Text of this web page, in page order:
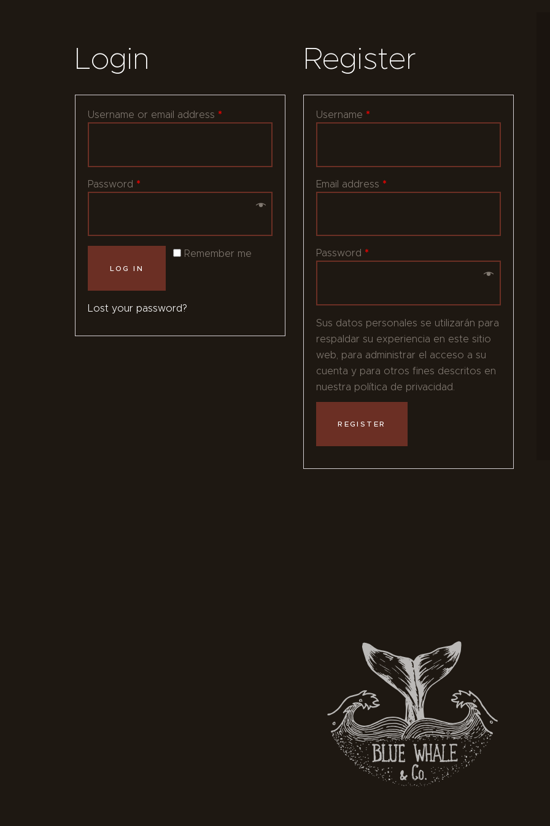
Login
Username or email address *
Password *
Remember me
LOG IN
Lost your password?
Register
Username *
Email address *
Password *
Sus datos personales se utilizarán para
respaldar su experiencia en este sitio
web, para administrar el acceso a su
cuenta y para otros fines descritos en
nuestra política de privacidad.
REGISTER